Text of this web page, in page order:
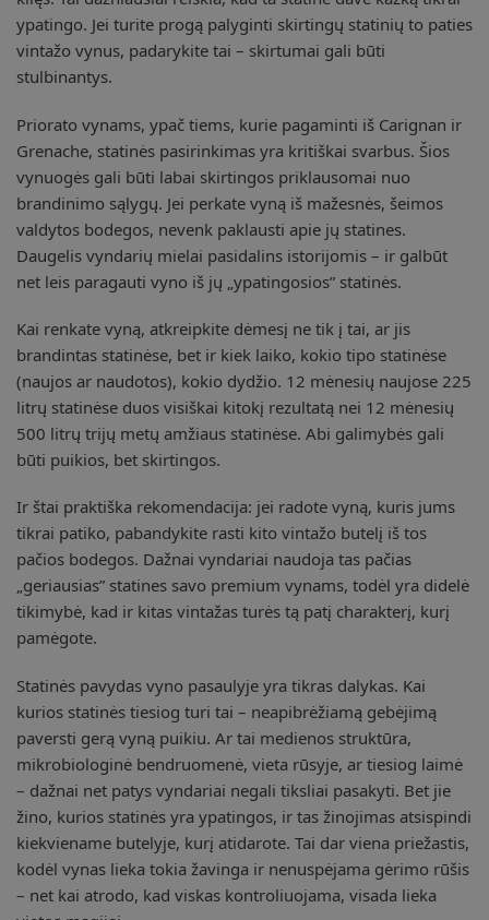
ypatingo. Jei turite progą palyginti skirtingų statinių to paties
vintažo vynus, padarykite tai – skirtumai gali būti
stulbinantys.
Priorato vynams, ypač tiems, kurie pagaminti iš Carignan ir
Grenache, statinės pasirinkimas yra kritiškai svarbus. Šios
vynuogės gali būti labai skirtingos priklausomai nuo
brandinimo sąlygų. Jei perkate vyną iš mažesnės, šeimos
valdytos bodegos, nevenk paklausti apie jų statines.
Daugelis vyndarių mielai pasidalins istorijomis – ir galbūt
net leis paragauti vyno iš jų „ypatingosios” statinės.
Kai renkate vyną, atkreipkite dėmesį ne tik į tai, ar jis
brandintas statinėse, bet ir kiek laiko, kokio tipo statinėse
(naujos ar naudotos), kokio dydžio. 12 mėnesių naujose 225
litrų statinėse duos visiškai kitokį rezultatą nei 12 mėnesių
500 litrų trijų metų amžiaus statinėse. Abi galimybės gali
būti puikios, bet skirtingos.
Ir štai praktiška rekomendacija: jei radote vyną, kuris jums
tikrai patiko, pabandykite rasti kito vintažo butelį iš tos
pačios bodegos. Dažnai vyndariai naudoja tas pačias
„geriausias” statines savo premium vynams, todėl yra didelė
tikimybė, kad ir kitas vintažas turės tą patį charakterį, kurį
pamėgote.
Statinės pavydas vyno pasaulyje yra tikras dalykas. Kai
kurios statinės tiesiog turi tai – neapibrėžiamą gebėjimą
paversti gerą vyną puikiu. Ar tai medienos struktūra,
mikrobiologinė bendruomenė, vieta rūsyje, ar tiesiog laimė
– dažnai net patys vyndariai negali tiksliai pasakyti. Bet jie
žino, kurios statinės yra ypatingos, ir tas žinojimas atsispindi
kiekviename butelyje, kurį atidarote. Tai dar viena priežastis,
kodėl vynas lieka tokia žavinga ir nenuspėjama gėrimo rūšis
– net kai atrodo, kad viskas kontroliuojama, visada lieka